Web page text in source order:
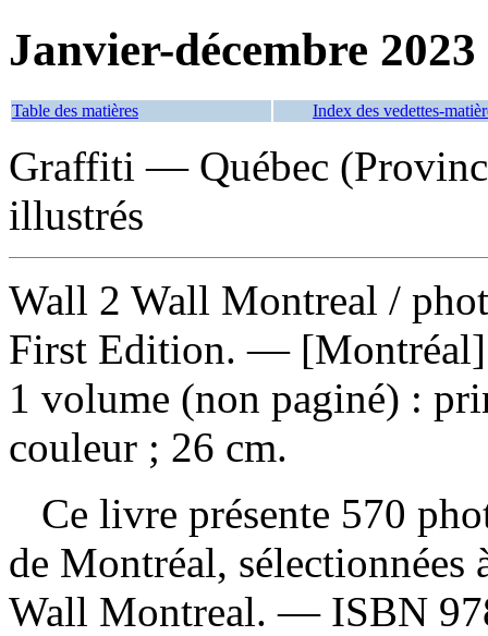
Janvier-décembre 2023
Table des matières Index des vedettes-
Graffiti — Québec
illustrés
Wall 2 Wall Montreal /
First Edition. —
1 volume (non paginé) :
couleur ; 26 cm.
Ce livre présente 570
de Montréal, sélectionnées
Wall Montreal. — ISBN